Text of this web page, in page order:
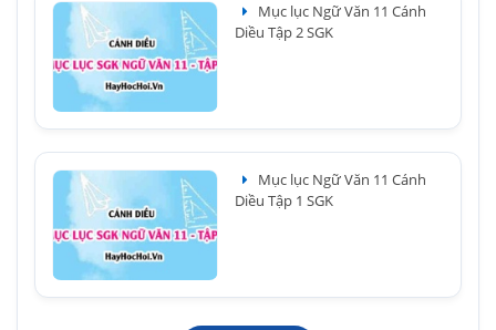
Mục lục Ngữ Văn 11 Cánh
Diều Tập 2 SGK
Mục lục Ngữ Văn 11 Cánh
Diều Tập 1 SGK